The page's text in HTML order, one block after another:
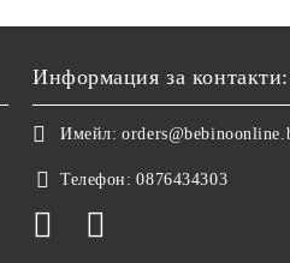
Информация за контакти:
Имейл:
Телефон: 0876434303